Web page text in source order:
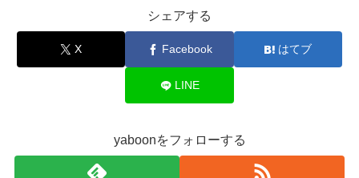
シェアする
X Facebook はてブ
LINE
yaboonをフォローする